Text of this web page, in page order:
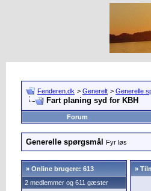
Fenderen.dk > Generelt > Generelle
Fart planing syd for KBH
Forum
Generelle spørgsmål Fyr løs
» Online brugere: 613
2 medlemmer og 611 gæster
»